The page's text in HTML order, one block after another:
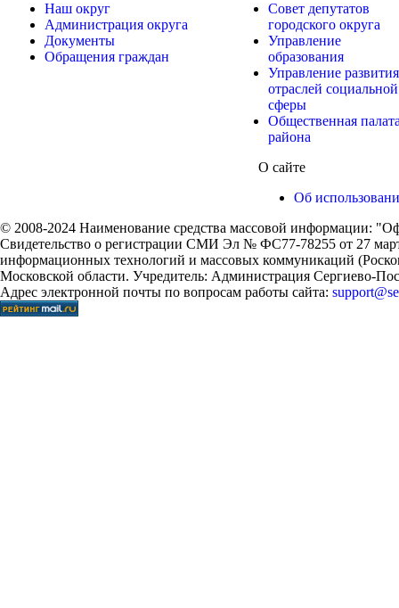
Наш округ
Администрация округа
Документы
Обращения граждан
Совет депутатов
городского округа
Управление
образования
Управление развития
отраслей социальной
сферы
Общественная
района
О сайте
Об
© 2008-2024 Наименование средства массовой информации:
Свидетельство о регистрации СМИ Эл № ФС77-78255 от 27
информационных технологий и массовых коммуникаций
Московской области. Учредитель: Администрация Сергиево-
Адрес электронной почты по вопросам работы сайта: